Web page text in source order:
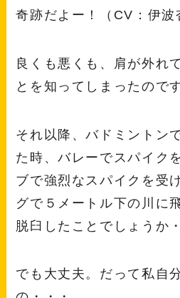
奇跡だよー！（CV：伊波
良くも悪くも、肩が外れ
とを知ってしまったのです
それ以降、バドミントン
た時、バレーでスパイク
ブで強烈なスパイクを受
グで５メートル下の川に
脱臼したことでしょうか
でも大丈夫。だって私自